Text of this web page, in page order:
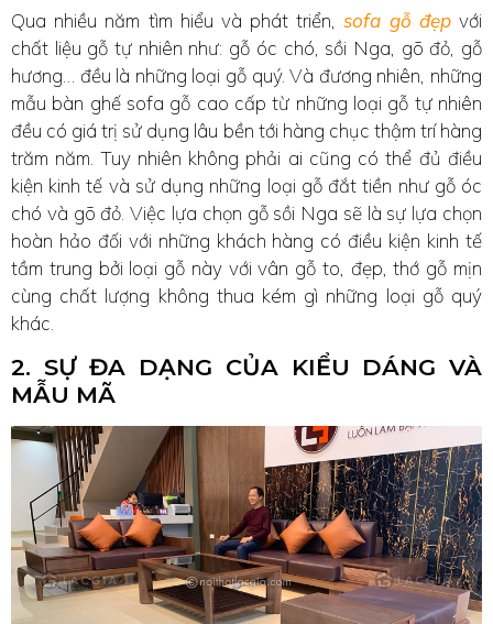
Qua nhiều năm tìm hiểu và phát triển,sofa gỗ đẹpvới
chất liệu gỗ tự nhiên như: gỗ óc chó, sồi Nga, gõ đỏ, gỗ
hương… đều là những loại gỗ quý. Và đương nhiên, những
mẫu bàn ghế sofa gỗ cao cấp từ những loại gỗ tự nhiên
đều có giá trị sử dụng lâu bền tới hàng chục thậm trí hàng
trăm năm. Tuy nhiên không phải ai cũng có thể đủ điều
kiện kinh tế và sử dụng những loại gỗ đắt tiền như gỗ óc
chó và gõ đỏ. Việc lựa chọn gỗ sồi Nga sẽ là sự lựa chọn
hoàn hảo đối với những khách hàng có điều kiện kinh tế
tầm trung bởi loại gỗ này với vân gỗ to, đẹp, thớ gỗ mịn
cùng chất lượng không thua kém gì những loại gỗ quý
khác.
2. SỰ ĐA DẠNG CỦA KIỂU DÁNG VÀ
MẪU MÃ